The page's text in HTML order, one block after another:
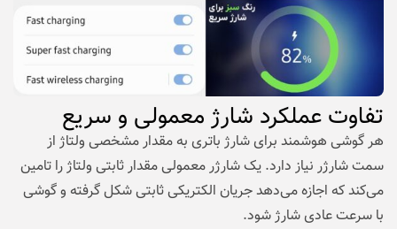
تفاوت عملکرد شارژ معمولی و سریع
هر گوشی هوشمند برای شارژ باتری به مقدار مشخصی ولتاژ از
سمت شارژر نیاز دارد. یک شارژر معمولی مقدار ثابتی ولتاژ را تامین
می‌کند که اجازه می‌دهد جریان الکتریکی ثابتی شکل گرفته و گوشی
با سرعت عادی شارژ شود.